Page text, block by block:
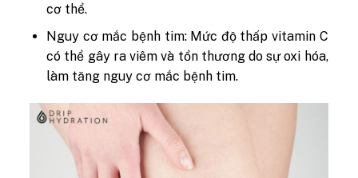
cơ thể.
Nguy cơ mắc bệnh tim: Mức độ thấp vitamin C
có thể gây ra viêm và tổn thương do sự oxi hóa,
làm tăng nguy cơ mắc bệnh tim.